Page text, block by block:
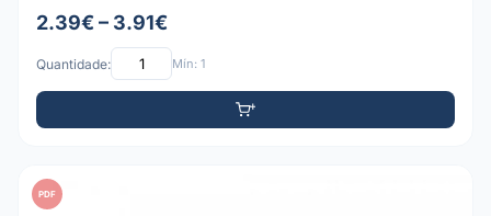
2.39€ – 3.91€
Quantidade: Mín: 1
PDF